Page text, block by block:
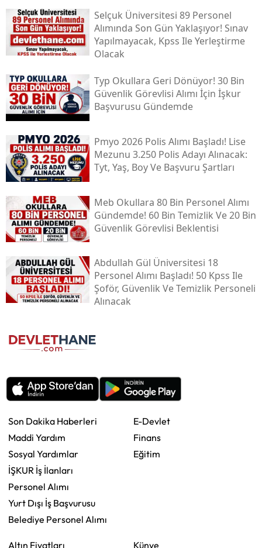
Selçuk Üniversitesi 89 Personel
Alımında Son Gün Yaklaşıyor! Sınav
Yapılmayacak, Kpss Ile Yerleştirme
Olacak
Typ Okullara Geri Dönüyor! 30 Bin
Güvenlik Görevlisi Alımı İçin İşkur
Başvurusu Gündemde
Pmyo 2026 Polis Alımı Başladı! Lise
Mezunu 3.250 Polis Adayı Alınacak:
Tyt, Yaş, Boy Ve Başvuru Şartları
Meb Okullara 80 Bin Personel Alımı
Gündemde! 60 Bin Temizlik Ve 20 Bin
Güvenlik Görevlisi Beklentisi
Abdullah Gül Üniversitesi 18
Personel Alımı Başladı! 50 Kpss Ile
Şoför, Güvenlik Ve Temizlik Personeli
Alınacak
Son Dakika Haberleri
Maddi Yardım
Sosyal Yardımlar
İŞKUR İş İlanları
Personel Alımı
Yurt Dışı İş Başvurusu
Belediye Personel Alımı
E-Devlet
Finans
Eğitim
Altın Fiyatları Künye